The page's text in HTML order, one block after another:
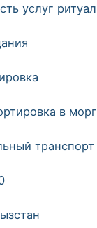
услуг
в морг
транспорт